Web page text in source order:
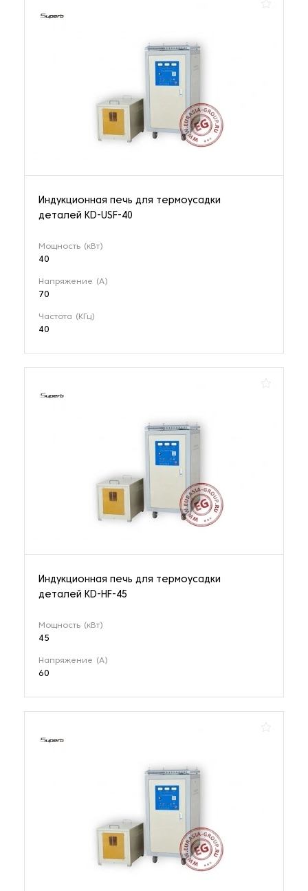
Индукционная печь для термоусадки
деталей KD-USF-40
Мощность (кВт)
40
Напряжение (А)
70
Частота (КГц)
40
Индукционная печь для термоусадки
деталей KD-HF-45
Мощность (кВт)
45
Напряжение (А)
60